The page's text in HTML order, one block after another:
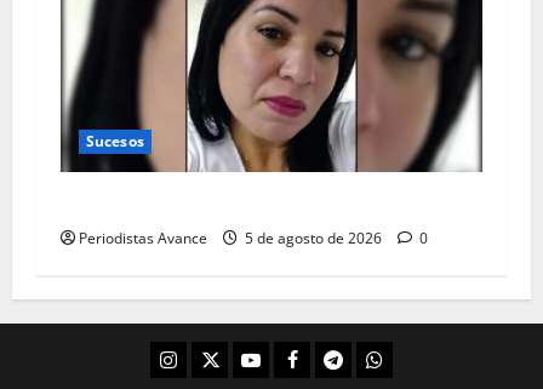
Sucesos
Periodistas Avance 5 de agosto de 2026 0